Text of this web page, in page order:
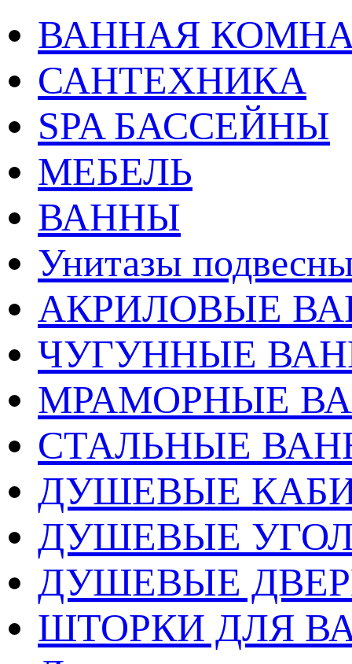
ВАННАЯ
САНТЕХНИКА
SPA БАССЕЙНЫ
МЕБЕЛЬ
ВАННЫ
Унитазы
АКРИЛОВЫЕ
ЧУГУННЫЕ
МРАМОРНЫЕ
СТАЛЬНЫЕ
ДУШЕВЫЕ
ДУШЕВЫЕ
ДУШЕВЫЕ
ШТОРКИ ДЛЯ